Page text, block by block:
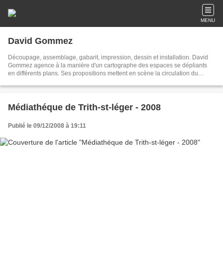
MENU
David Gommez
Découpage, assemblage, gabarit, impression, dessin et installation. David
Gommez agence à la manière d'un cartographe des espaces se dépliants
en différents plans. Ses propositions mettent en scène la circulation du
parfois colorées la notion de spatialisation graphique.
Médiathéque de Trith-st-léger - 2008
Publié le 09/12/2008 à 19:11